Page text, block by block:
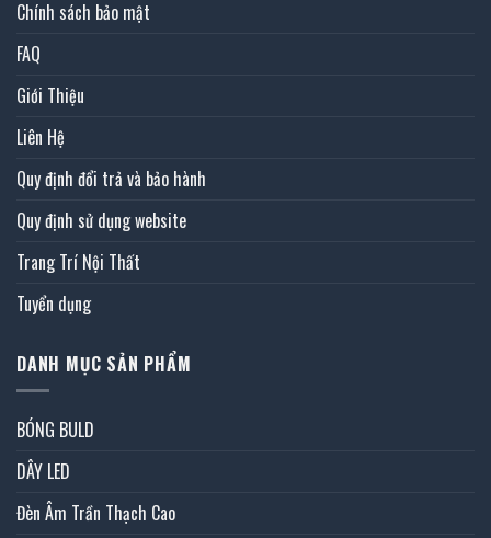
Chính sách bảo mật
FAQ
Giới Thiệu
Liên Hệ
Quy định đổi trả và bảo hành
Quy định sử dụng website
Trang Trí Nội Thất
Tuyển dụng
DANH MỤC SẢN PHẨM
BÓNG BULD
DÂY LED
Đèn Âm Trần Thạch Cao